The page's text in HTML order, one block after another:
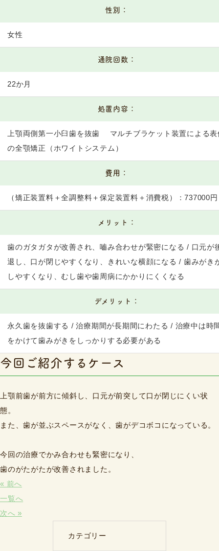
性別：
女性
通院回数：
22か月
処置内容：
上顎両側第一小臼歯を抜歯 マルチブラケット装置による表
の全顎矯正（ホワイトシステム）
費用：
（矯正装置料＋全調整料＋保定装置料＋消費税）：737000円
メリット：
歯のガタガタが改善され、嚙み合わせが緊密になる / 口元が
退し、口が閉じやすくなり、きれいな横顔になる / 歯みがき
しやすくなり、むし歯や歯周病にかかりにくくなる
デメリット：
永久歯を抜歯する / 治療期間が長期間にわたる / 治療中は時
をかけて歯みがきをしっかりする必要がある
今回ご紹介するケース
上顎前歯が前方に傾斜し、口元が前突して口が閉じにくい状
態。
また、歯が並ぶスペースがなく、歯がデコボコになっている。
今回の治療でかみ合わせも緊密になり、
歯のがたがたが改善されました。
« 前へ
一覧へ
次へ »
カテゴリー